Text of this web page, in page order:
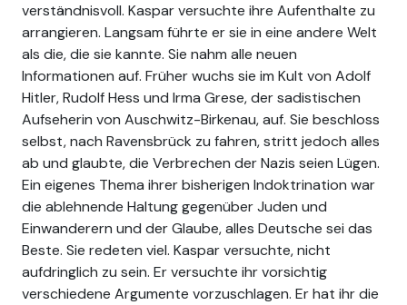
verständnisvoll. Kaspar versuchte ihre Aufenthalte zu
arrangieren. Langsam führte er sie in eine andere Welt
als die, die sie kannte. Sie nahm alle neuen
Informationen auf. Früher wuchs sie im Kult von Adolf
Hitler, Rudolf Hess und Irma Grese, der sadistischen
Aufseherin von Auschwitz-Birkenau, auf. Sie beschloss
selbst, nach Ravensbrück zu fahren, stritt jedoch alles
ab und glaubte, die Verbrechen der Nazis seien Lügen.
Ein eigenes Thema ihrer bisherigen Indoktrination war
die ablehnende Haltung gegenüber Juden und
Einwanderern und der Glaube, alles Deutsche sei das
Beste. Sie redeten viel. Kaspar versuchte, nicht
aufdringlich zu sein. Er versuchte ihr vorsichtig
verschiedene Argumente vorzuschlagen. Er hat ihr die